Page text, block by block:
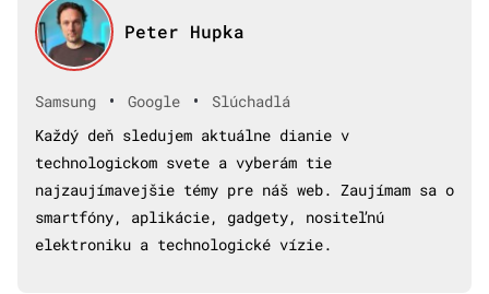
Peter Hupka
Samsung • Google •
Slúchadlá
Každý deň sledujem aktuálne dianie v
technologickom svete a vyberám tie
najzaujímavejšie témy pre náš web. Zaujímam sa o
smartfóny, aplikácie, gadgety, nositeľnú
elektroniku a technologické vízie.